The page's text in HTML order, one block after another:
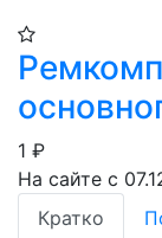
1 ₽
На сайте с
Кратко